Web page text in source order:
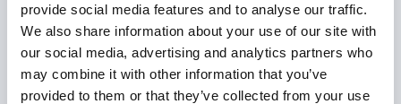
provide social media features and to analyse our traffic.
We also share information about your use of our site with
our social media, advertising and analytics partners who
may combine it with other information that you’ve
provided to them or that they’ve collected from your use
Wat maakt Viscon Uniek?